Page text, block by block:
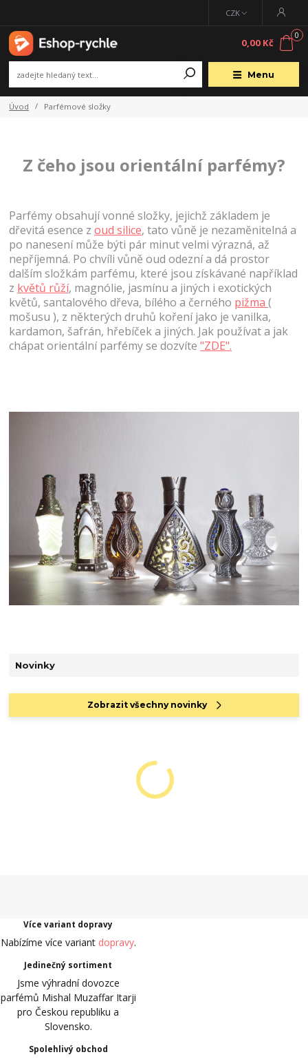
Menu
CZK
0
0,00 Kč
Úvod Parfémové složky
Novinky
Zobrazit všechny novinky
Z čeho jsou orientální parfémy?
Parfémy obsahují vonné složky, jejichž základem je
dřevitá esence zoud silice, tato vůně je nezaměnitelná a
po nanesení může býti pár minut velmi výrazná, až
nepříjemná. Po chvíli vůně oud odezní a dá prostor
dalším složkám parfému, které jsou získávané například
z květů růží, magnólie, jasmínu a jiných i exotických
květů, santalového dřeva, bílého a černého pižma(
mošusu ), z některých druhů koření jako je vanilka,
kardamon, šafrán, hřebíček a jiných. Jak používat a jak
chápat orientální parfémy se dozvíte"ZDE".
Více variant dopravy
Nabízíme více variant dopravy.
Jedinečný sortiment
Jsme výhradní dovozce
parfémů Mishal Muzaffar Itarji
pro Českou republiku a
Slovensko.
Spolehlivý obchod